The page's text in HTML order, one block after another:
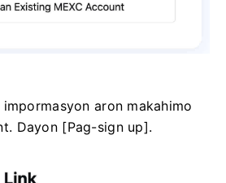
aron makahimo
Dayon [Pag-sign up].